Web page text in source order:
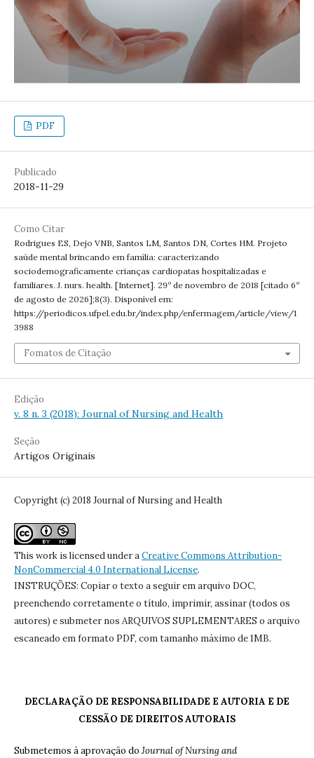
PDF
Publicado
2018-11-29
Como Citar
Rodrigues ES, Dejo VNB, Santos LM, Santos DN, Cortes HM. Projeto
saúde mental brincando em família: caracterizando
sociodemograficamente crianças cardiopatas hospitalizadas e
familiares. J. nurs. health. [Internet]. 29º de novembro de 2018 [citado 6º
de agosto de 2026];8(3). Disponível em:
https://periodicos.ufpel.edu.br/index.php/enfermagem/article/view/1
3988
Fomatos de Citação
Edição
v. 8 n. 3 (2018): Journal of Nursing and Health
Seção
Artigos Originais
Copyright (c) 2018 Journal of Nursing and Health
This work is licensed under aCreative Commons Attribution-
NonCommercial 4.0 International License.
INSTRUÇÕES: Copiar o texto a seguir em arquivo DOC,
preenchendo corretamente o título, imprimir, assinar (todos os
autores) e submeter nos ARQUIVOS SUPLEMENTARES o arquivo
escaneado em formato PDF, com tamanho máximo de 1MB.
DECLARAÇÃO DE RESPONSABILIDADE E AUTORIA E DE
CESSÃO DE DIREITOS AUTORAIS
Submetemos à aprovação do Journal of Nursing and